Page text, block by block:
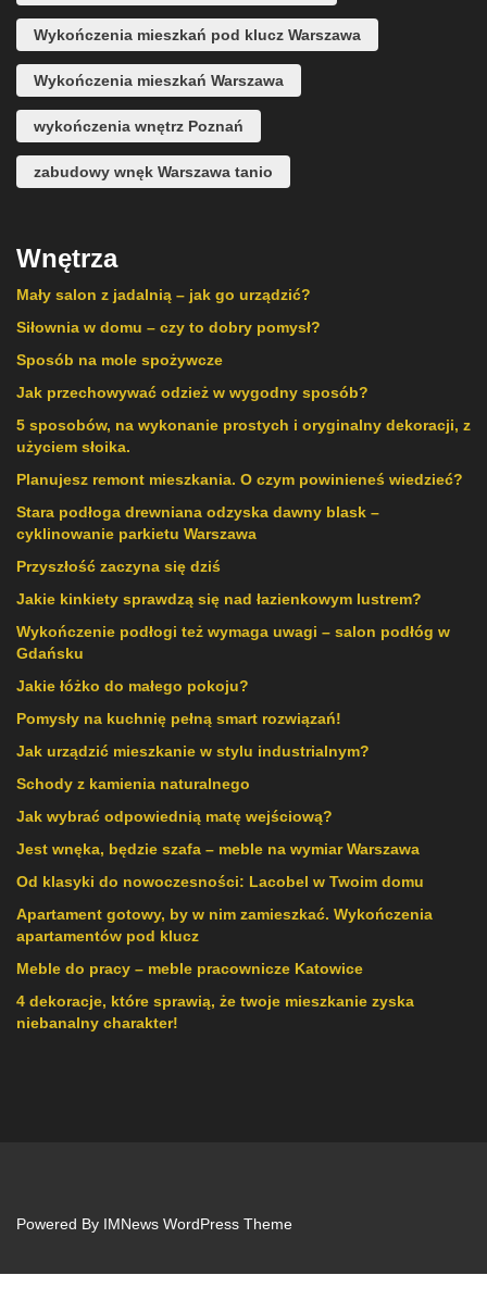
Wykończenia mieszkań pod klucz Warszawa
Wykończenia mieszkań Warszawa
wykończenia wnętrz Poznań
zabudowy wnęk Warszawa tanio
Wnętrza
Mały salon z jadalnią – jak go urządzić?
Siłownia w domu – czy to dobry pomysł?
Sposób na mole spożywcze
Jak przechowywać odzież w wygodny sposób?
5 sposobów, na wykonanie prostych i oryginalny dekoracji, z
użyciem słoika.
Planujesz remont mieszkania. O czym powinieneś wiedzieć?
Stara podłoga drewniana odzyska dawny blask –
cyklinowanie parkietu Warszawa
Przyszłość zaczyna się dziś
Jakie kinkiety sprawdzą się nad łazienkowym lustrem?
Wykończenie podłogi też wymaga uwagi – salon podłóg w
Gdańsku
Jakie łóżko do małego pokoju?
Pomysły na kuchnię pełną smart rozwiązań!
Jak urządzić mieszkanie w stylu industrialnym?
Schody z kamienia naturalnego
Jak wybrać odpowiednią matę wejściową?
Jest wnęka, będzie szafa – meble na wymiar Warszawa
Od klasyki do nowoczesności: Lacobel w Twoim domu
Apartament gotowy, by w nim zamieszkać. Wykończenia
apartamentów pod klucz
Meble do pracy – meble pracownicze Katowice
4 dekoracje, które sprawią, że twoje mieszkanie zyska
niebanalny charakter!
Powered By IMNews WordPress Theme